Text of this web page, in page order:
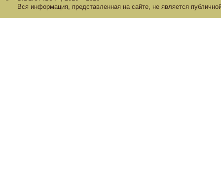
Вся информация, представленная на сайте, не является